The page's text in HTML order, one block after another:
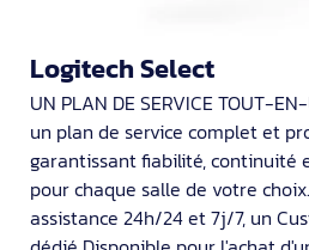
Logitech Select
UN PLAN DE SERVICE TOUT-
un plan de service complet et
garantissant fiabilité, continuité
pour chaque salle de votre
assistance 24h/24 et 7j/7, un